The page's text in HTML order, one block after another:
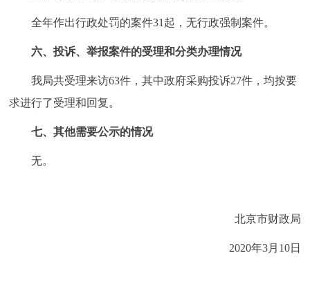
全年作出行政处罚的案件31起，无行政强制案件。
六、投诉、举报案件的受理和分类办理情况
我局共受理来访63件，其中政府采购投诉27件，均按要
求进行了受理和回复。
七、其他需要公示的情况
无。
北京市财政局
2020年3月10日